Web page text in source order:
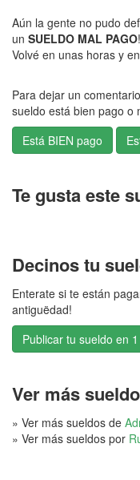
Aún la gente no pudo
un SUELDO MAL PAGO!
Volvé en unas horas y
Para dejar un
sueldo está bien pago o
Te gusta este
Decinos tu
Enterate si te están
antiguëdad!
Publicar tu sueldo en
Ver más
» Ver más sueldos de
» Ver más sueldos por